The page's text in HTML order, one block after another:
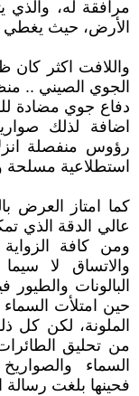
مرافقة له،
الأرض، حيث يغطي
واللافت اكثر كان
الجوي الصيني ..
دفاع جوي مضادة
اضافة لذلك
رؤوس منفصلة
استطلاعية مسلحة
كما امتاز العرض
عالي الدقة الذي
ومن كافة
والاتساق لا
البالونات
حين امتلأت السماء
الملونة، لكن كل
من تحليق
السماء
فحينها بلغت رسالة